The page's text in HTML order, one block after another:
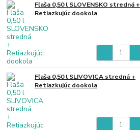
Fľaša 0,50 l SLOVENSKO stredná +
Retiazkujúc dookola
Fľaša 0,50 l SLIVOVICA stredná +
Retiazkujúc dookola